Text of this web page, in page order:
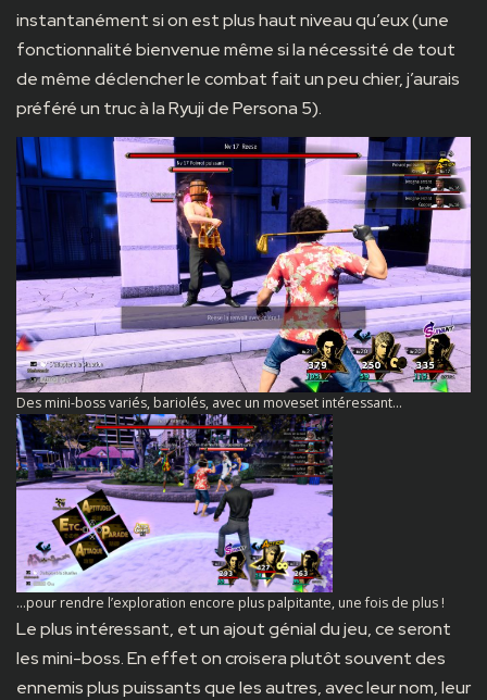
instantanément si on est plus haut niveau qu’eux (une
fonctionnalité bienvenue même si la nécessité de tout
de même déclencher le combat fait un peu chier, j’aurais
préféré un truc à la Ryuji de Persona 5).
Des mini-boss variés, bariolés, avec un moveset intéressant…
…pour rendre l’exploration encore plus palpitante, une fois de plus !
Le plus intéressant, et un ajout génial du jeu, ce seront
les mini-boss. En effet on croisera plutôt souvent des
ennemis plus puissants que les autres, avec leur nom, leur